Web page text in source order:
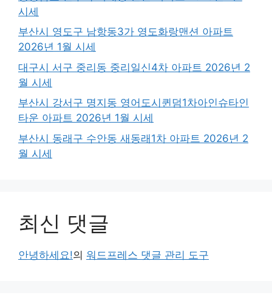
시세
부산시 영도구 남항동3가 영도화랑맨션 아파트
2026년 1월 시세
대구시 서구 중리동 중리일신4차 아파트 2026년 2
월 시세
부산시 강서구 명지동 영어도시퀸덤1차아인슈타인
타운 아파트 2026년 1월 시세
부산시 동래구 수안동 새동래1차 아파트 2026년 2
월 시세
최신 댓글
안녕하세요!의 워드프레스 댓글 관리 도구